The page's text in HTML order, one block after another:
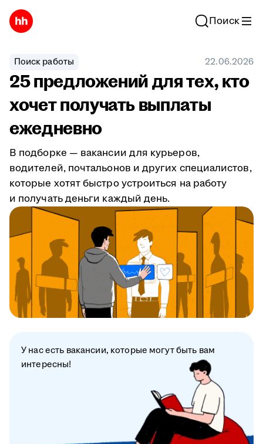
Поиск
Поиск работы 22.06.2026
25 предложений для тех, кто
хочет получать выплаты
ежедневно
В подборке — вакансии для курьеров,
водителей, почтальонов и других специалистов,
которые хотят быстро устроиться на работу
и получать деньги каждый день.
У нас есть вакансии, которые могут быть вам
интересны!